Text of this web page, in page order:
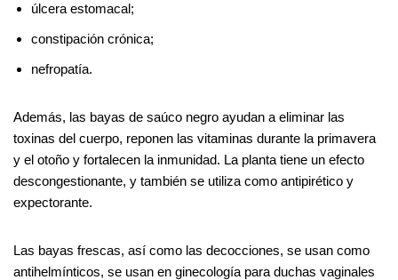
úlcera estomacal;
constipación crónica;
nefropatía.
Además, las bayas de saúco negro ayudan a eliminar las
toxinas del cuerpo, reponen las vitaminas durante la primavera
y el otoño y fortalecen la inmunidad. La planta tiene un efecto
descongestionante, y también se utiliza como antipirético y
expectorante.
Las bayas frescas, así como las decocciones, se usan como
antihelmínticos, se usan en ginecología para duchas vaginales